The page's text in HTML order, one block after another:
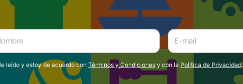
leído y estoy de acuerdo con Términos y Condiciones y con la Política de Privacidad.